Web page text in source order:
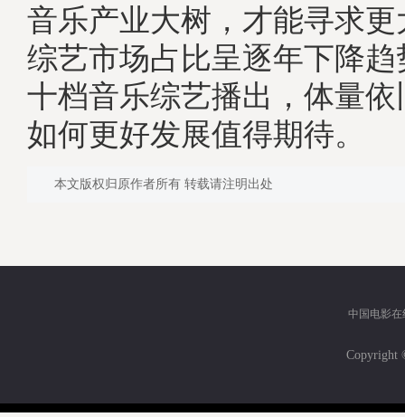
音乐产业大树，才能寻求
综艺市场占比呈逐年下降
十档音乐综艺播出，体量
如何更好发展值得期待。
本文版权归原作者所有 转载请注明出处
中国电影在
Copyright